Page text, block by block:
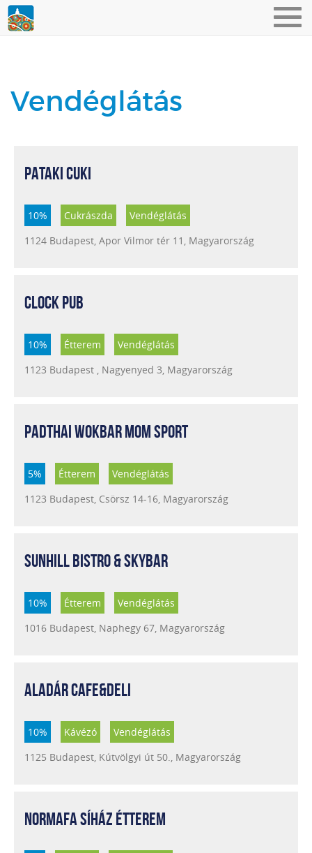
Vendéglátás
PATAKI CUKI
10% Cukrászda
Vendéglátás
1124 Budapest, Apor Vilmor tér 11, Magyarország
CLOCK PUB
10% Étterem
Vendéglátás
1123 Budapest , Nagyenyed 3, Magyarország
PADTHAI WOKBAR MOM SPORT
5% Étterem
Vendéglátás
1123 Budapest, Csörsz 14-16, Magyarország
SUNHILL BISTRO & SKYBAR
10% Étterem
Vendéglátás
1016 Budapest, Naphegy 67, Magyarország
ALADÁR CAFE&DELI
10% Kávézó
Vendéglátás
1125 Budapest, Kútvölgyi út 50., Magyarország
NORMAFA SÍHÁZ ÉTTEREM